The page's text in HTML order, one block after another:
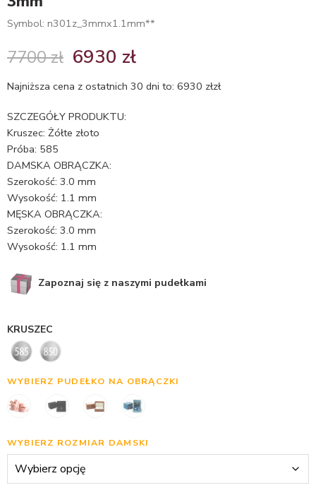
Symbol: n301z_3mmx1.1mm**
7700zł 6930 zł
Najniższa cena z ostatnich 30 dni to: 6930 złzł
SZCZEGÓŁY PRODUKTU:
Kruszec: Żółte złoto
Próba: 585
DAMSKA OBRĄCZKA:
Szerokość: 3.0 mm
Wysokość: 1.1 mm
MĘSKA OBRĄCZKA:
Szerokość: 3.0 mm
Wysokość: 1.1 mm
Zapoznaj się z naszymi pudełkami
KRUSZEC
WYBIERZ PUDEŁKO NA OBRĄCZKI
WYBIERZ ROZMIAR DAMSKI